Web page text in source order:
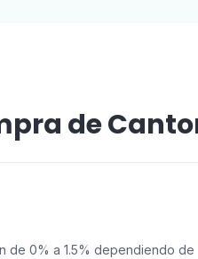
de
de 0% a 1.5% dependiendo de